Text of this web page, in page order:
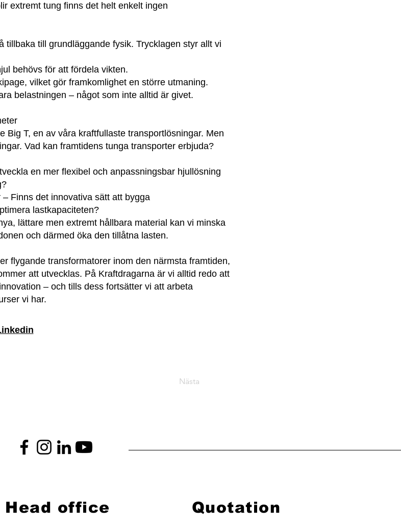
extremt tung finns det helt enkelt ingen
tillbaka till grundläggande fysik. Trycklagen styr allt vi
behövs för att fördela vikten.
vilket gör framkomlighet en större utmaning.
belastningen – något som inte alltid är givet.
Big T, en av våra kraftfullaste transportlösningar. Men
Vad kan framtidens tunga transporter erbjuda?
en mer flexibel och anpassningsbar hjullösning
Finns det innovativa sätt att bygga
lastkapaciteten?
lättare men extremt hållbara material kan vi minska
och därmed öka den tillåtna lasten.
flygande transformatorer inom den närmsta framtiden,
att utvecklas. På Kraftdragarna är vi alltid redo att
– och tills dess fortsätter vi att arbeta
vi har.
Nästa
Head office Quotation